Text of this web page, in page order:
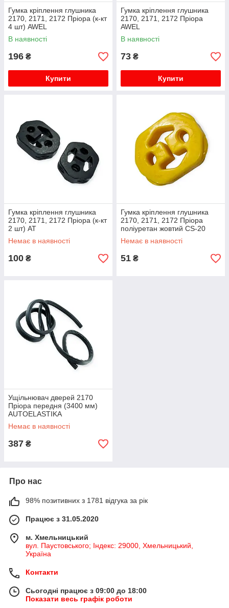
Гумка кріплення глушника
2170, 2171, 2172 Пріора (к-кт
4 шт) AWEL
В наявності
196 ₴
Купити
Гумка кріплення глушника
2170, 2171, 2172 Пріора
AWEL
В наявності
73 ₴
Купити
Гумка кріплення глушника
2170, 2171, 2172 Пріора (к-кт
2 шт) AT
Немає в наявності
100 ₴
Гумка кріплення глушника
2170, 2171, 2172 Пріора
поліуретан жовтий CS-20
Немає в наявності
51 ₴
Ущільнювач дверей 2170
Пріора передня (3400 мм)
AUTOELASTIKA
Немає в наявності
387 ₴
Про нас
98% позитивних з 1781 відгука за рік
Працює з 31.05.2020
м. Хмельницький
вул. Паустовського; Індекс: 29000, Хмельницький,
Україна
Контакти
Сьогодні працює з 09:00 до 18:00
Показати весь графік роботи